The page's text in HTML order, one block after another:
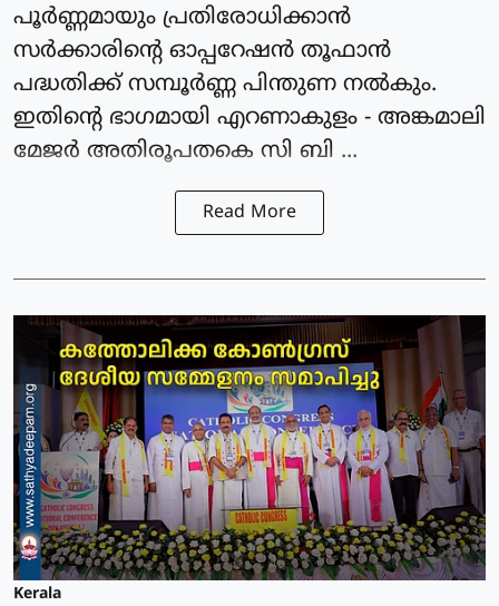
പൂർണ്ണമായും പ്രതിരോധിക്കാൻ
സർക്കാരിൻ്റെ ഓപ്പറേഷൻ തൂഫാൻ
പദ്ധതിക്ക് സമ്പൂർണ്ണ പിന്തുണ നൽകും.
ഇതിൻ്റെ ഭാഗമായി എറണാകുളം - അങ്കമാലി
മേജർ അതിരൂപതകെ സി ബി ...
Read More
Kerala